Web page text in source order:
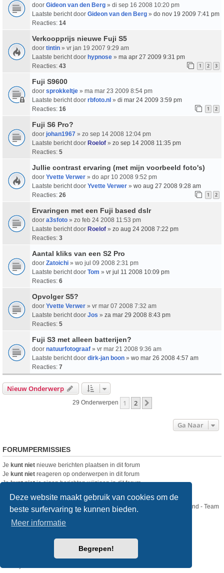
Deze website maakt gebruik van cookies om de
beste surfervaring te kunnen bieden.
Meer informatie
Begrepen!
door Gideon van den Berg » di sep 16 2008 10:20 pm
Laatste bericht door Gideon van den Berg » do nov 19 2009 7:41 pm
Reacties: 14
Verkoopprijs nieuwe Fuji S5
door tintin » vr jan 19 2007 9:29 am
Laatste bericht door hypnose » ma apr 27 2009 9:31 pm
Reacties: 43 1 2 3
Fuji S9600
door sprokkeltje » ma mar 23 2009 8:54 pm
Laatste bericht door rbfoto.nl » di mar 24 2009 3:59 pm
Reacties: 16 1 2
Fuji S6 Pro?
door johan1967 » zo sep 14 2008 12:04 pm
Laatste bericht door Roelof » zo sep 14 2008 11:35 pm
Reacties: 5
Jullie contrast ervaring (met mijn voorbeeld foto's)
door Yvette Verwer » do apr 10 2008 9:52 pm
Laatste bericht door Yvette Verwer » wo aug 27 2008 9:28 am
Reacties: 26 1 2
Ervaringen met een Fuji based dslr
door a3sfoto » zo feb 24 2008 11:53 pm
Laatste bericht door Roelof » zo aug 24 2008 7:22 pm
Reacties: 3
Aantal kliks van een S2 Pro
door Zatoichi » wo jul 09 2008 2:31 pm
Laatste bericht door Tom » vr jul 11 2008 10:09 pm
Reacties: 6
Opvolger S5?
door Yvette Verwer » vr mar 07 2008 7:32 am
Laatste bericht door Jos » za mar 29 2008 8:43 pm
Reacties: 5
Fuji S3 met alleen batterijen?
door natuurfotograaf » vr mar 21 2008 9:36 am
Laatste bericht door dirk-jan boon » wo mar 26 2008 4:57 am
Reacties: 7
Nieuw Onderwerp
29 Onderwerpen 1 2
Ga Naar
FORUMPERMISSIES
Je kunt niet nieuwe berichten plaatsen in dit forum
Je kunt niet reageren op onderwerpen in dit forum
Jekunt nietje eigen berichten wijzigen in dit forum
Nikon Club Nederland - Team
Forum
Copyright © Nikon Club Nederland 2023
® Forum Software © phpBB Limited
created by INVENTEA & v12mike